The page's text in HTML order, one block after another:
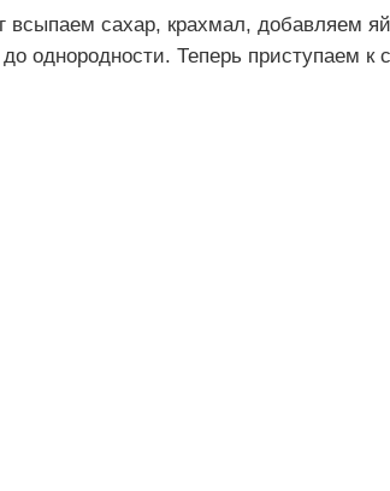
всыпаем сахар, крахмал, добавляем
однородности. Теперь приступаем к